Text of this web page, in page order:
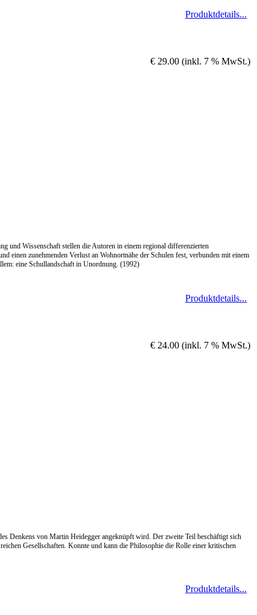
Produktdetails...
€ 29.00 (inkl. 7 % MwSt.)
und Wissenschaft stellen die Autoren in einem regional differenzierten
einen zunehmenden Verlust an Wohnortnähe der Schulen fest, verbunden mit einem
eine Schullandschaft in Unordnung. (1992)
Produktdetails...
€ 24.00 (inkl. 7 % MwSt.)
Denkens von Martin Heidegger angeknüpft wird. Der zweite Teil beschäftigt sich
Gesellschaften. Konnte und kann die Philosophie die Rolle einer kritischen
Produktdetails...